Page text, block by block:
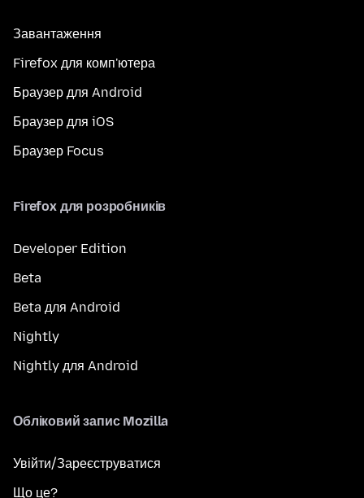
Завантаження
Firefox для комп'ютера
Браузер для Android
Браузер для iOS
Браузер Focus
Firefox для розробників
Developer Edition
Beta
Beta для Android
Nightly
Nightly для Android
Обліковий запис Mozilla
Увійти/Зареєструватися
Що це?